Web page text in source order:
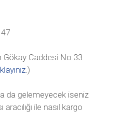
Gökay Caddesi No:33
.)
da gelemeyecek iseniz
aracılığı ile nasıl kargo